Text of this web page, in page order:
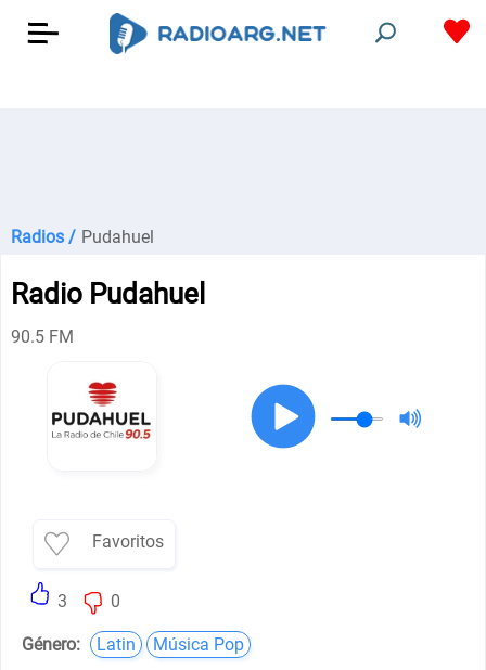
Radios / Pudahuel
Radio Pudahuel
90.5 FM
Favoritos
3 0
Género: Latin Música Pop